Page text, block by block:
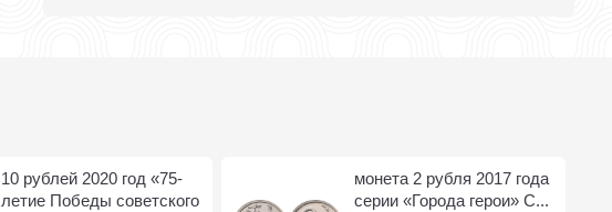
10 рублей 2020 год «75-
летие Победы советского
монета 2 рубля 2017 года
серии «Города герои» С...